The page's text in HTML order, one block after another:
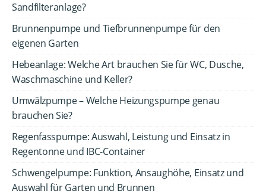
Sandfilteranlage?
Brunnenpumpe und Tiefbrunnenpumpe für den
eigenen Garten
Hebeanlage: Welche Art brauchen Sie für WC, Dusche,
Waschmaschine und Keller?
Umwälzpumpe – Welche Heizungspumpe genau
brauchen Sie?
Regenfasspumpe: Auswahl, Leistung und Einsatz in
Regentonne und IBC-Container
Schwengelpumpe: Funktion, Ansaughöhe, Einsatz und
Auswahl für Garten und Brunnen